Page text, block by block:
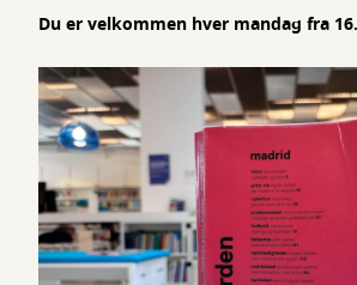
Du er velkommen hver mandag fra